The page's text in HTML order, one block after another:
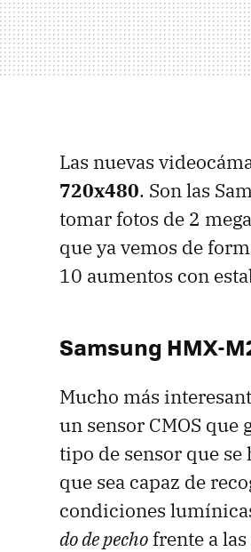
Las nuevas
720x480. Son las
tomar fotos de 2
que ya vemos de
10 aumentos con
Samsung HMX-
Mucho más
un sensor CMOS
tipo de sensor que se
que sea capaz de
condiciones
do de pecho frente a